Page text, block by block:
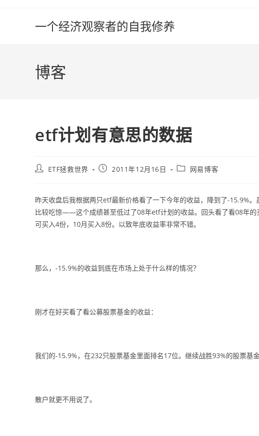
一个经济观察者的自我修养
博客
etf计划有意思的数据
PostETF拯救世界
Post2011年12月16日
Post网易博客
昨天收盘后我根据两只etf最新价格看了一下今年的收益，降到了-15.9%
比较吃惊——这个成绩甚至低过了08年etf计划的收益。回头看了看08年
可买入4份，10月买入8份。以致年底收益率非常不错。
那么，-15.9%的收益到底在市场上处于什么样的情况？
刚才在好买看了看公募股票基金的收益：
我们的-15.9%，在232只股票基金里面排名17位。继续战胜93%的股票基
散户就更不用说了。